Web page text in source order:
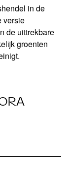
in de
versie
de uittrekbare
groenten